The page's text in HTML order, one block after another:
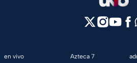
en vivo
Azteca 7